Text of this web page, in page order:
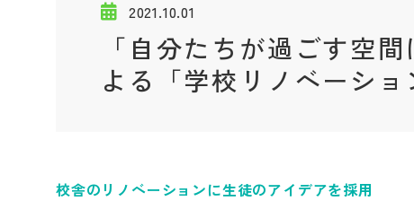
2021.10.01
「自分たちが過ごす空
よる「学校リノベーシ
校舎のリノベーションに生徒のアイデアを採用